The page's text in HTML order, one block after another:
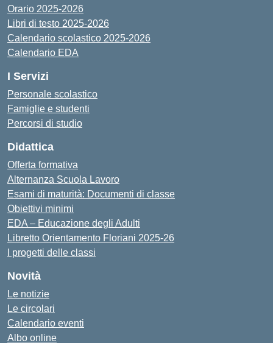
Orario 2025-2026
Libri di testo 2025-2026
Calendario scolastico 2025-2026
Calendario EDA
I Servizi
Personale scolastico
Famiglie e studenti
Percorsi di studio
Didattica
Offerta formativa
Alternanza Scuola Lavoro
Esami di maturità: Documenti di classe
Obiettivi minimi
EDA – Educazione degli Adulti
Libretto Orientamento Floriani 2025-26
I progetti delle classi
Novità
Le notizie
Le circolari
Calendario eventi
Albo online